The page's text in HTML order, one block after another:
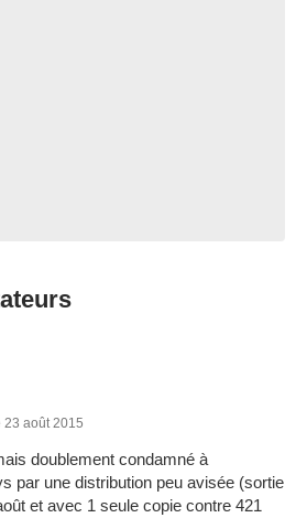
23 août 2015
doublement condamné à
par une distribution peu avisée (sortie
et avec 1 seule copie contre 421